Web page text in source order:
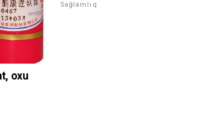
oxu
Sağlamlıq